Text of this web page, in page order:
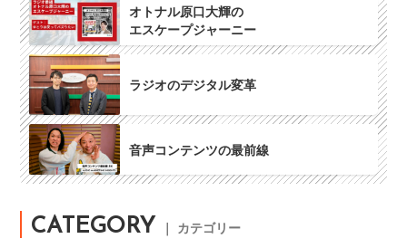
オトナル原口大輝の
エスケープジャーニー
ラジオのデジタル変革
音声コンテンツの最前線
CATEGORY ｜ カテゴリー